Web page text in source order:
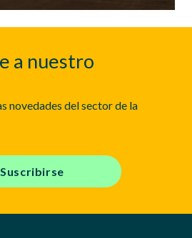
a nuestro
novedades del sector de la
Suscribirse